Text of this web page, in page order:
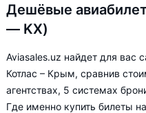
Дешёвые
— KX)
Aviasales.uz найдет для
Котлас – Крым, сравнив
агентствах, 5 системах
Где именно купить билеты